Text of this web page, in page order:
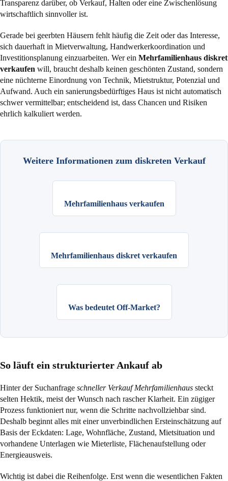
Transparenz darüber, ob Verkauf, Halten oder eine Zwischenlösung
wirtschaftlich sinnvoller ist.
Gerade bei geerbten Häusern fehlt häufig die Zeit oder das Interesse,
sich dauerhaft in Mietverwaltung, Handwerkerkoordination und
Investitionsplanung einzuarbeiten. Wer ein Mehrfamilienhaus diskret
verkaufen will, braucht deshalb keinen geschönten Zustand, sondern
eine nüchterne Einordnung von Technik, Mietstruktur, Potenzial und
Aufwand. Auch ein sanierungsbedürftiges Haus ist nicht automatisch
schwer vermittelbar; entscheidend ist, dass Chancen und Risiken
ehrlich kalkuliert werden.
Weitere Informationen zum diskreten Verkauf
Mehrfamilienhaus verkaufen
Mehrfamilienhaus diskret verkaufen
Was bedeutet Off-Market?
So läuft ein strukturierter Ankauf ab
Hinter der Suchanfrage schneller Verkauf Mehrfamilienhaus steckt
selten Hektik, meist der Wunsch nach rascher Klarheit. Ein zügiger
Prozess funktioniert nur, wenn die Schritte nachvollziehbar sind.
Deshalb beginnt alles mit einer unverbindlichen Ersteinschätzung auf
Basis der Eckdaten: Lage, Wohnfläche, Zustand, Mietsituation und
vorhandene Unterlagen wie Mieterliste, Flächenaufstellung oder
Energieausweis.
Wichtig ist dabei die Reihenfolge. Erst wenn die wesentlichen Fakten